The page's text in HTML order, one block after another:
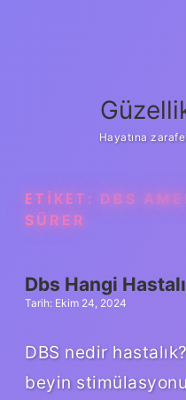
Hayatına
ETIKET: DBS
SÜRER
Dbs Hangi
Tarih: Ekim 24, 2024
DBS nedir
beyin